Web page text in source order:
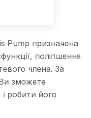
Pump призначена
поліпшення
члена. За
зможете
робити його